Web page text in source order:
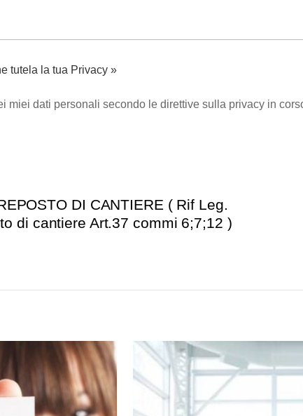
tutela la tua Privacy »
miei dati personali secondo le direttive sulla privacy in
DI CANTIERE ( Rif Leg.
di cantiere Art.37 commi 6;7;12 )